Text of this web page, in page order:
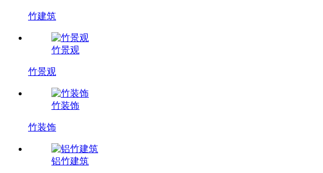
竹建筑
竹景观
竹景观
竹装饰
竹装饰
铝竹建筑